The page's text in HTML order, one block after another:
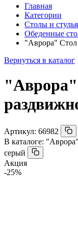
Главная
Категории
Столы и стулья
Обеденные
"Аврора" Стол
Вернуться в каталог
"Аврора"
Артикул: 66982
В каталоге:
серый
Акция
-25%